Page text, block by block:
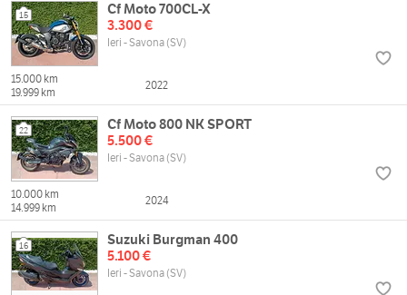
15
Cf Moto 700CL-X
3.300 €
Ieri - Savona (SV)
15.000 km
19.999 km
2022
22
Cf Moto 800 NK SPORT
5.500 €
Ieri - Savona (SV)
10.000 km
14.999 km
2024
16
Suzuki Burgman 400
5.100 €
Ieri - Savona (SV)